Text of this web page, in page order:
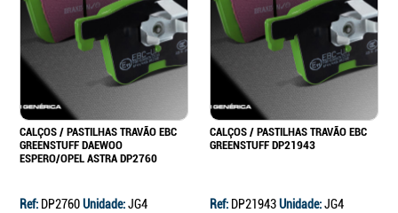
CALÇOS / PASTILHAS TRAVÃO EBC
GREENSTUFF DAEWOO
ESPERO/OPEL ASTRA DP2760
Ref: DP2760Unidade:JG4
CALÇOS / PASTILHAS TRAVÃO EBC
GREENSTUFF DP21943
Ref: DP21943Unidade:JG4